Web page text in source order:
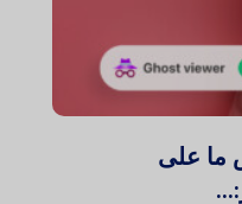
ما على